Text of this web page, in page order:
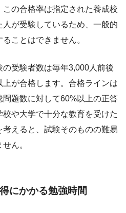
の合格率は指定された養成校
が受験しているため、一般的
ことはできません。
受験者数は毎年3,000人前後
が合格します。合格ラインは
題数に対して60%以上の正答
や大学で十分な教育を受けた
考えると、試験そのものの難易
ん。
にかかる勉強時間